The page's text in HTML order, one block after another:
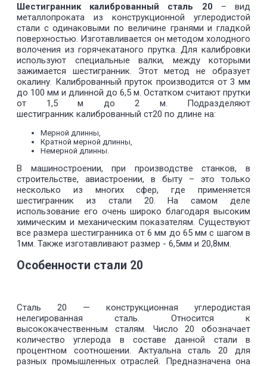
Шестигранник калиброванный сталь 20 – вид
металлопроката из конструкционной углеродистой
стали с одинаковыми по величине гранями и гладкой
поверхностью. Изготавливается он методом холодного
волочения из горячекатаного прутка. Для калибровки
используют специальные валки, между которыми
зажимается шестигранник. Этот метод не образует
окалину. Калиброванный пруток производится от 3 мм
до 100 мм и длинной до 6,5 м. Остатком считают прутки
от 1,5 м до 2 м. Подразделяют
шестигранник калиброванный ст20 по длине на:
Мерной длинны,
Кратной мерной длинны,
Немерной длинны.
В машиностроении, при производстве станков, в
строительстве, авиастроении, в быту – это только
несколько из многих сфер, где применяется
шестигранник из стали 20. На самом деле
использование его очень широко благодаря высоким
химическим и механическим показателям. Существуют
все размера шестигранника от 6 мм до 65 мм с шагом в
1мм. Также изготавливают размер - 6,5мм и 20,8мм.
Особенности стали 20
Сталь 20 — конструкционная углеродистая
нелегированная сталь. Относится к
высококачественным сталям. Число 20 обозначает
количество углерода в составе данной стали в
процентном соотношении. Актуальна сталь 20 для
разных промышленных отраслей. Предназначена она